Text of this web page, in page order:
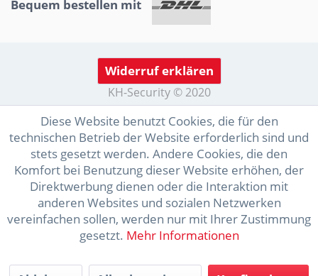
Bequem bestellen mit
Widerruf erklären
KH-Security © 2020
Diese Website benutzt Cookies, die für den
technischen Betrieb der Website erforderlich sind und
stets gesetzt werden. Andere Cookies, die den
Komfort bei Benutzung dieser Website erhöhen, der
Direktwerbung dienen oder die Interaktion mit
anderen Websites und sozialen Netzwerken
vereinfachen sollen, werden nur mit Ihrer Zustimmung
gesetzt. Mehr Informationen